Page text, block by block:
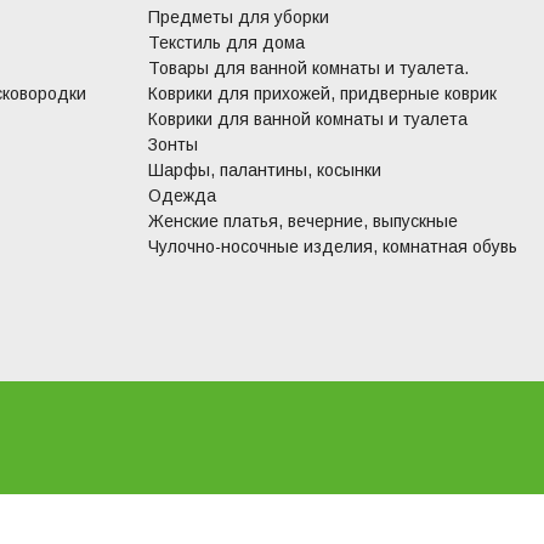
Предметы для уборки
Текстиль для дома
Товары для ванной комнаты и туалета.
Коврики для прихожей, придверные коврик
Коврики для ванной комнаты и туалета
Зонты
Шарфы, палантины, косынки
Одежда
Женские платья, вечерние, выпускные
Чулочно-носочные изделия, комнатная обувь